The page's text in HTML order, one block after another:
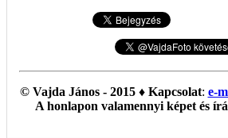
© Vajda János - 2015 ♦ Kapcsolat: e-
A honlapon valamennyi képet és